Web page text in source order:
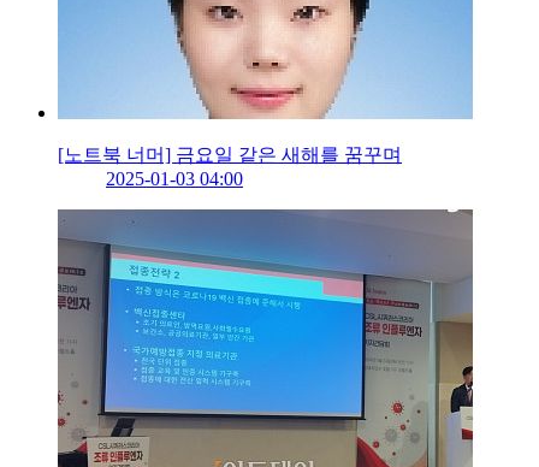
[노트북 너머] 금요일 같은 새해를 꿈꾸며
2025-01-03 04:00